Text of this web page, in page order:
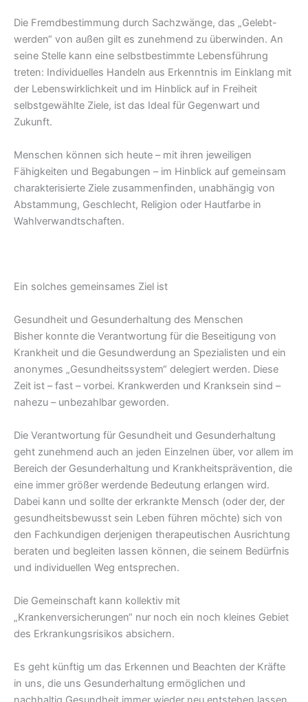
Die Fremdbestimmung durch Sachzwänge, das „Gelebt-
werden“ von außen gilt es zunehmend zu überwinden. An
seine Stelle kann eine selbstbestimmte Lebensführung
treten: Individuelles Handeln aus Erkenntnis im Einklang mit
der Lebenswirklichkeit und im Hinblick auf in Freiheit
selbstgewählte Ziele, ist das Ideal für Gegenwart und
Zukunft.
Menschen können sich heute – mit ihren jeweiligen
Fähigkeiten und Begabungen – im Hinblick auf gemeinsam
charakterisierte Ziele zusammenfinden, unabhängig von
Abstammung, Geschlecht, Religion oder Hautfarbe in
Wahlverwandtschaften.
Ein solches gemeinsames Ziel ist
Gesundheit und Gesunderhaltung des Menschen
Bisher konnte die Verantwortung für die Beseitigung von
Krankheit und die Gesundwerdung an Spezialisten und ein
anonymes „Gesundheitssystem“ delegiert werden. Diese
Zeit ist – fast – vorbei. Krankwerden und Kranksein sind –
nahezu – unbezahlbar geworden.
Die Verantwortung für Gesundheit und Gesunderhaltung
geht zunehmend auch an jeden Einzelnen über, vor allem im
Bereich der Gesunderhaltung und Krankheitsprävention, die
eine immer größer werdende Bedeutung erlangen wird.
Dabei kann und sollte der erkrankte Mensch (oder der, der
gesundheitsbewusst sein Leben führen möchte) sich von
den Fachkundigen derjenigen therapeutischen Ausrichtung
beraten und begleiten lassen können, die seinem Bedürfnis
und individuellen Weg entsprechen.
Die Gemeinschaft kann kollektiv mit
„Krankenversicherungen“ nur noch ein noch kleines Gebiet
des Erkrankungsrisikos absichern.
Es geht künftig um das Erkennen und Beachten der Kräfte
in uns, die uns Gesunderhaltung ermöglichen und